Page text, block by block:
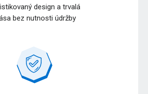
design a trvalá
bez nutnosti údržby